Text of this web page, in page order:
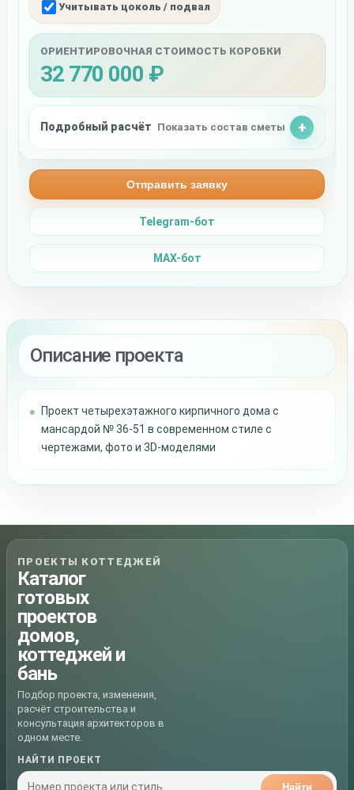
Учитывать цоколь / подвал
ОРИЕНТИРОВОЧНАЯ СТОИМОСТЬ КОРОБКИ
32 770 000 ₽
Подробный расчёт Показать состав сметы
Отправить заявку
Telegram-бот
MAX-бот
Описание проекта
Проект четырехэтажного кирпичного дома с
мансардой № 36-51 в современном стиле с
чертежами, фото и 3D-моделями
ПРОЕКТЫ КОТТЕДЖЕЙ
Каталог
готовых
проектов
домов,
коттеджей и
бань
Подбор проекта, изменения,
расчёт строительства и
консультация архитекторов в
одном месте.
НАЙТИ ПРОЕКТ
Найти